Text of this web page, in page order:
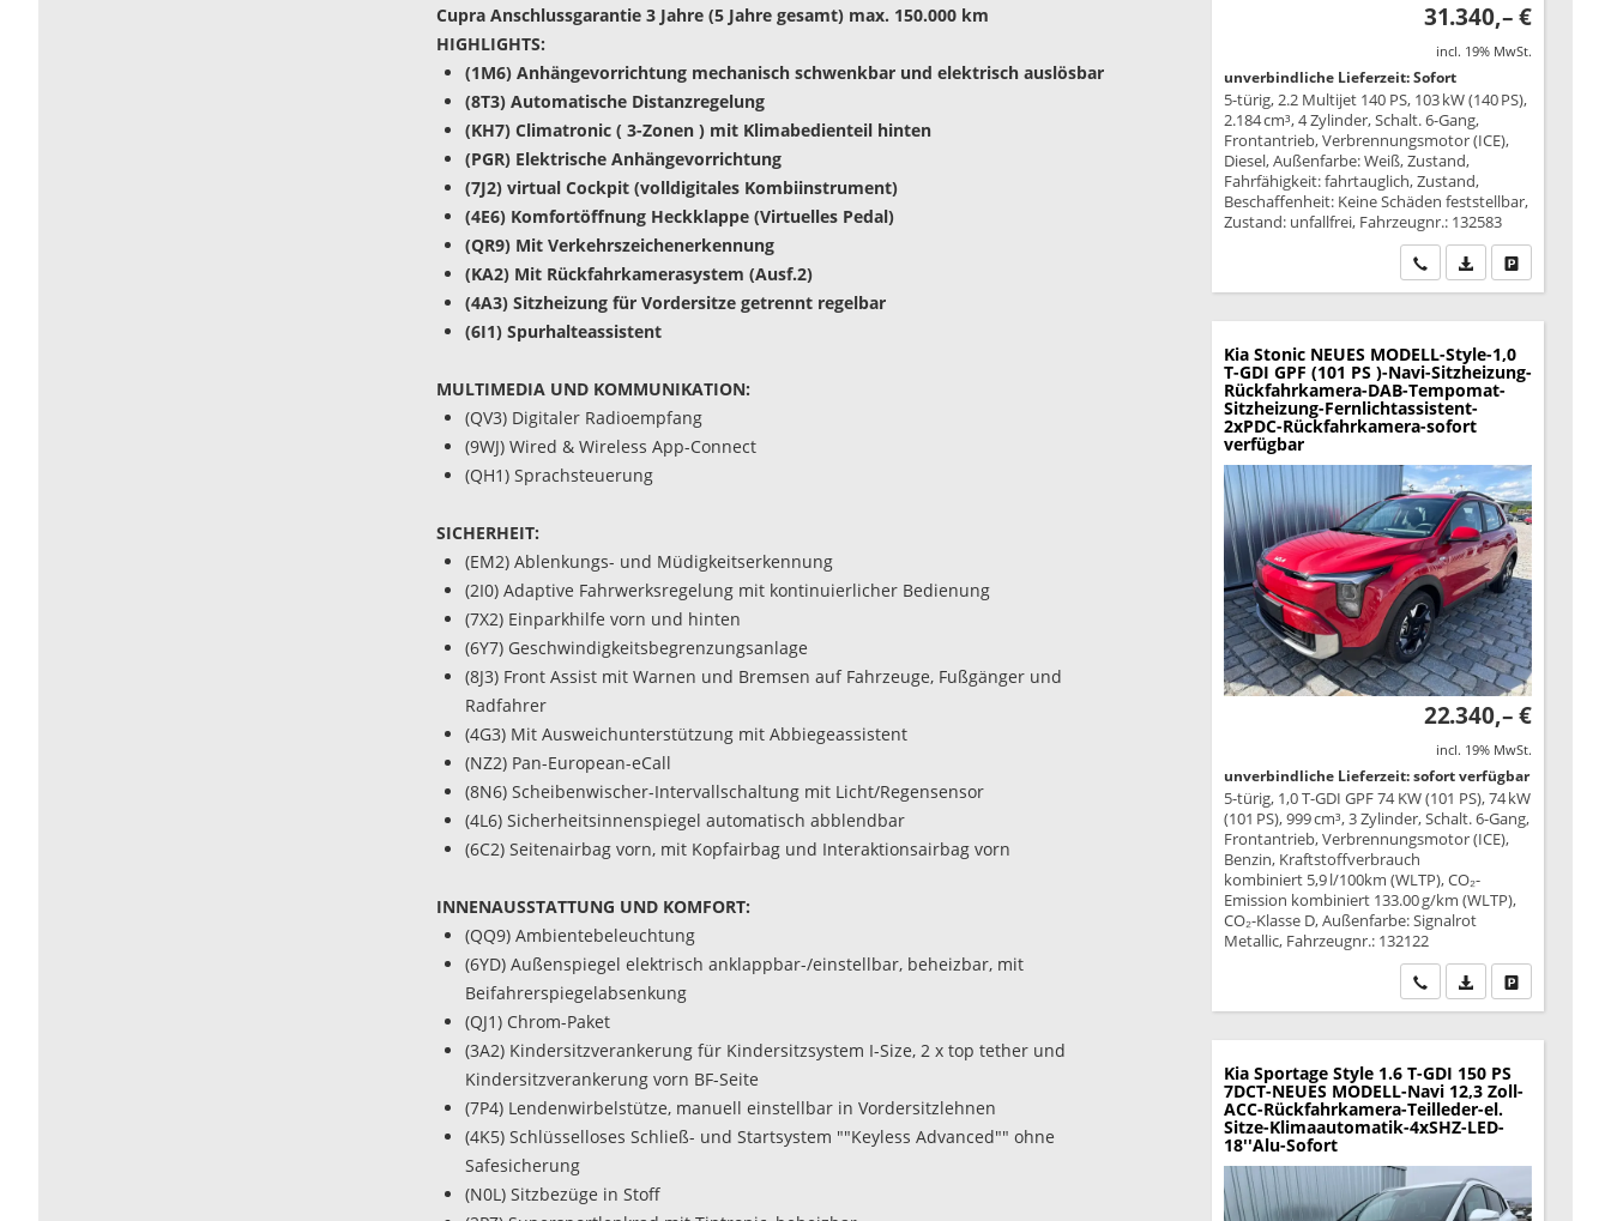
Cupra Anschlussgarantie 3 Jahre (5 Jahre gesamt) max. 150.000 km
HIGHLIGHTS:
(1M6) Anhängevorrichtung mechanisch schwenkbar und elektrisch auslösbar
(8T3) Automatische Distanzregelung
(KH7) Climatronic ( 3-Zonen ) mit Klimabedienteil hinten
(PGR) Elektrische Anhängevorrichtung
(7J2) virtual Cockpit (volldigitales Kombiinstrument)
(4E6) Komfortöffnung Heckklappe (Virtuelles Pedal)
(QR9) Mit Verkehrszeichenerkennung
(KA2) Mit Rückfahrkamerasystem (Ausf.2)
(4A3) Sitzheizung für Vordersitze getrennt regelbar
(6I1) Spurhalteassistent
MULTIMEDIA UND KOMMUNIKATION:
(QV3) Digitaler Radioempfang
(9WJ) Wired & Wireless App-Connect
(QH1) Sprachsteuerung
SICHERHEIT:
(EM2) Ablenkungs- und Müdigkeitserkennung
(2I0) Adaptive Fahrwerksregelung mit kontinuierlicher Bedienung
(7X2) Einparkhilfe vorn und hinten
(6Y7) Geschwindigkeitsbegrenzungsanlage
(8J3) Front Assist mit Warnen und Bremsen auf Fahrzeuge, Fußgänger und
Radfahrer
(4G3) Mit Ausweichunterstützung mit Abbiegeassistent
(NZ2) Pan-European-eCall
(8N6) Scheibenwischer-Intervallschaltung mit Licht/Regensensor
(4L6) Sicherheitsinnenspiegel automatisch abblendbar
(6C2) Seitenairbag vorn, mit Kopfairbag und Interaktionsairbag vorn
INNENAUSSTATTUNG UND KOMFORT:
(QQ9) Ambientebeleuchtung
(6YD) Außenspiegel elektrisch anklappbar-/einstellbar, beheizbar, mit
Beifahrerspiegelabsenkung
(QJ1) Chrom-Paket
(3A2) Kindersitzverankerung für Kindersitzsystem I-Size, 2 x top tether und
Kindersitzverankerung vorn BF-Seite
(7P4) Lendenwirbelstütze, manuell einstellbar in Vordersitzlehnen
(4K5) Schlüsselloses Schließ- und Startsystem ""Keyless Advanced"" ohne
Safesicherung
(N0L) Sitzbezüge in Stoff
31.340,– €
incl. 19% MwSt.
unverbindliche Lieferzeit: Sofort
5-türig, 2.2 Multijet 140 PS, 103 kW (140 PS),
2.184 cm³, 4 Zylinder, Schalt. 6-Gang,
Frontantrieb, Verbrennungsmotor (ICE),
Diesel, Außenfarbe: Weiß, Zustand,
Fahrfähigkeit: fahrtauglich, Zustand,
Beschaffenheit: Keine Schäden feststellbar,
Zustand: unfallfrei, Fahrzeugnr.: 132583
Wir rufen Sie an
PDF-Datei,Drucken,
Kia Stonic NEUES MODELL-Style-1,0
T-GDI GPF (101 PS )-Navi-Sitzheizung-
Rückfahrkamera-DAB-Tempomat-
Sitzheizung-Fernlichtassistent-
2xPDC-Rückfahrkamera-sofort
verfügbar
22.340,– €
incl. 19% MwSt.
unverbindliche Lieferzeit: sofort verfügbar
5-türig, 1,0 T-GDI GPF 74 KW (101 PS), 74 kW
(101 PS), 999 cm³, 3 Zylinder, Schalt. 6-Gang,
Frontantrieb, Verbrennungsmotor (ICE),
Benzin, Kraftstoffverbrauch
kombiniert 5,9 l/100km (WLTP), CO₂-
Emission kombiniert 133.00 g/km (WLTP),
CO₂-Klasse D, Außenfarbe: Signalrot
Metallic, Fahrzeugnr.: 132122
Wir rufen Sie an
PDF-Datei,Drucken,
Kia Sportage Style 1.6 T-GDI 150 PS
7DCT-NEUES MODELL-Navi 12,3 Zoll-
ACC-Rückfahrkamera-Teilleder-el.
Sitze-Klimaautomatik-4xSHZ-LED-
18''Alu-Sofort